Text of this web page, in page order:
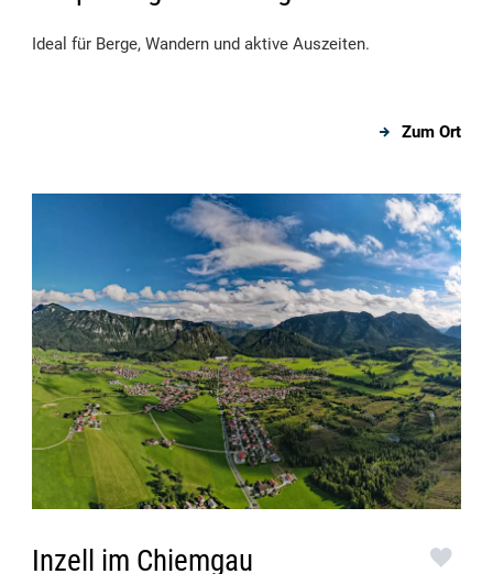
Ideal für Berge, Wandern und aktive Auszeiten.
Zum Ort
Inzell im Chiemgau